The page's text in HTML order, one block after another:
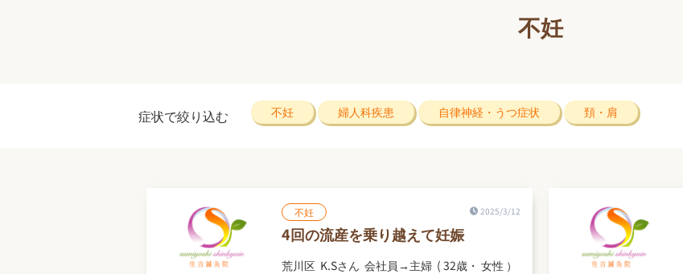
不妊
症状で絞り込む 不妊 婦人科疾患 自律神経・うつ症状 頚・肩
不妊 2025/3/12
4回の流産を乗り越えて妊娠
荒川区 K.Sさん 会社員→主婦 ( 32歳・ 女性 ）